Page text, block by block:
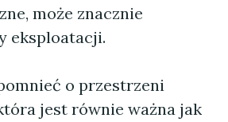
może znacznie
eksploatacji.
o przestrzeni
jest równie ważna jak